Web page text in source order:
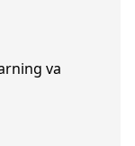
va